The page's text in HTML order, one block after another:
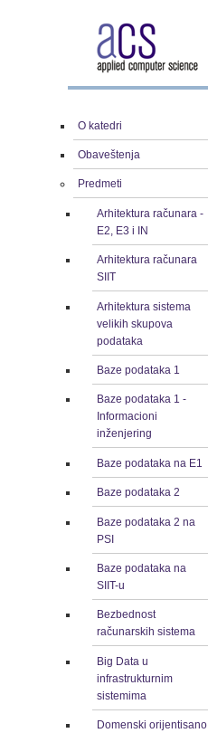
O katedri
Obaveštenja
Predmeti
Arhitektura računara -
E2, E3 i IN
Arhitektura računara
SIIT
Arhitektura sistema
velikih skupova
podataka
Baze podataka 1
Baze podataka 1 -
Informacioni
inženjering
Baze podataka na E1
Baze podataka 2
Baze podataka 2 na
PSI
Baze podataka na
SIIT-u
Bezbednost
računarskih sistema
Big Data u
infrastrukturnim
sistemima
Domenski orijentisano